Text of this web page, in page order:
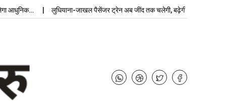
लुधियाना-जाखल पैसेंजर ट्रेन अब जींद तक चलेगी, बढ़ेगी…